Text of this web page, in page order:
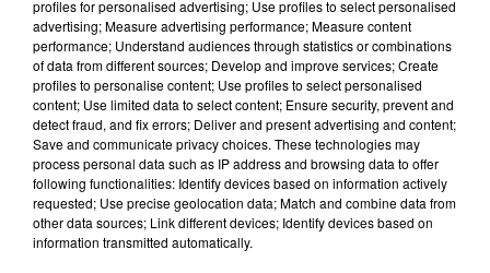
7 août 2026
Angèle et Amélie Lens dévoilent leur
collaboration tant attendue
Il y a 10 ans, DJ Snake changeait de
dimension avec son premier...
profiles for personalised advertising; Use profiles to select personalised
advertising; Measure advertising performance; Measure content
performance; Understand audiences through statistics or combinations
of data from different sources; Develop and improve services; Create
profiles to personalise content; Use profiles to select personalised
content; Use limited data to select content; Ensure security, prevent and
detect fraud, and fix errors; Deliver and present advertising and content;
Save and communicate privacy choices. These technologies may
process personal data such as IP address and browsing data to offer
following functionalities: Identify devices based on information actively
requested; Use precise geolocation data; Match and combine data from
other data sources; Link different devices; Identify devices based on
information transmitted automatically.